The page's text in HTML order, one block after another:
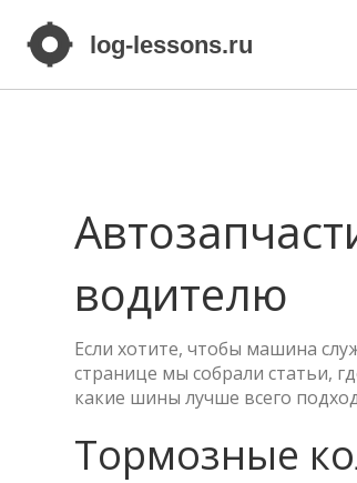
водителю
Если хотите, чтобы машина
странице мы собрали статьи,
какие шины лучше всего
Тормозные